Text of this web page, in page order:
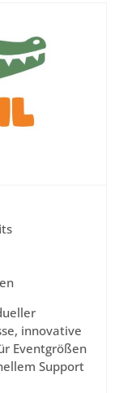
innovative
Eventgrößen
Support